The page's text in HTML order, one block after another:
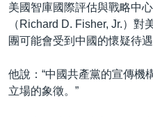
美國智庫國際評估與戰略中
（Richard D. Fisher, Jr.）
團可能會受到中國的懷疑待
他說：“中國共產黨的宣傳機
立場的象徵。”